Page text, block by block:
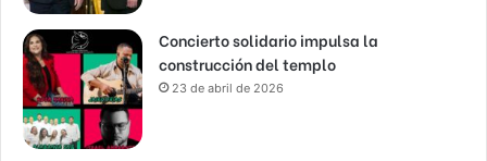
Concierto solidario impulsa la
construcción del templo
23 de abril de 2026